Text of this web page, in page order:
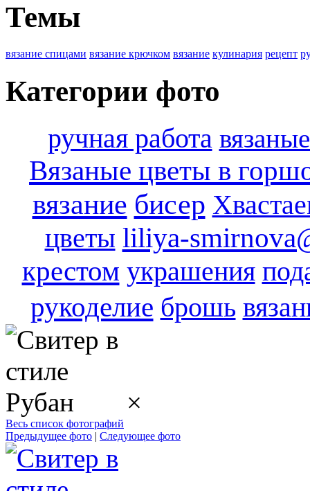
Темы
вязание спицами вязание крючком вязание кулинария рецепт
Категории фото
ручная работа
Вязаные цветы в
вязание бисер
цветы liliya-
крестом украшения
рукоделие брошь
×
Весь список фотографий
Предыдущее фото | Следующее фото